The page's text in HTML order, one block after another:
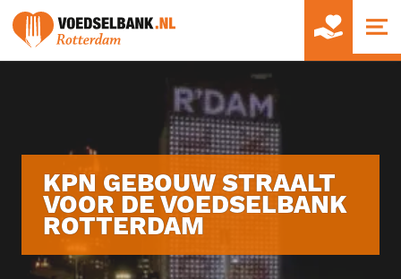
Feest of verjaardag - donatiezuil
Doneer statiegeld
Vacatures supermarkt
Vacatures distributiecentrum
Vacatures kantoor
Hulpverlener
Hulp geven!
KPN GEBOUW STRAALT
VOOR DE VOEDSELBANK
ROTTERDAM